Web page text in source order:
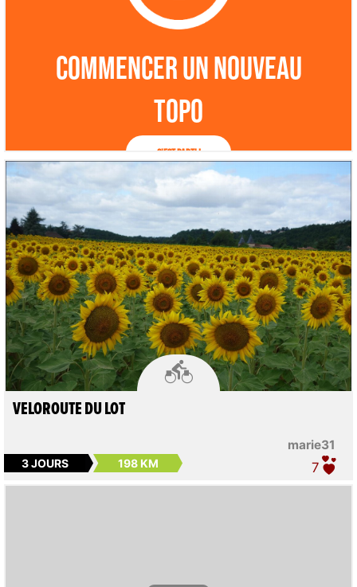
Commencer un nouveau
topo
C'est parti !

marie31
VELOROUTE DU LOT
3 JOURS 198 KM 7